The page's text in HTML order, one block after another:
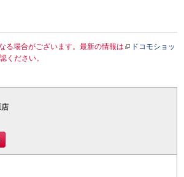
る場合がございます。最新の情報は
ドコモショッ
ください。
店